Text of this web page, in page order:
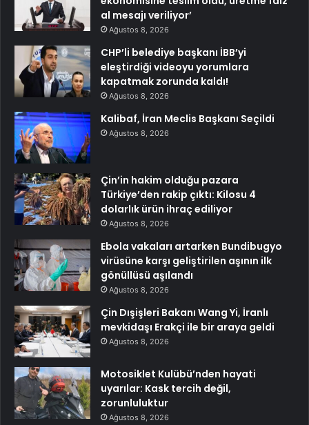
al mesajı veriliyor’
Ağustos 8, 2026
CHP’li belediye başkanı İBB’yi
eleştirdiği videoyu yorumlara
kapatmak zorunda kaldı!
Ağustos 8, 2026
Kalibaf, İran Meclis Başkanı Seçildi
Ağustos 8, 2026
Çin’in hakim olduğu pazara
Türkiye’den rakip çıktı: Kilosu 4
dolarlık ürün ihraç ediliyor
Ağustos 8, 2026
Ebola vakaları artarken Bundibugyo
virüsüne karşı geliştirilen aşının ilk
gönüllüsü aşılandı
Ağustos 8, 2026
Çin Dışişleri Bakanı Wang Yi, İranlı
mevkidaşı Erakçi ile bir araya geldi
Ağustos 8, 2026
Motosiklet Kulübü’nden hayati
uyarılar: Kask tercih değil,
zorunluluktur
Ağustos 8, 2026